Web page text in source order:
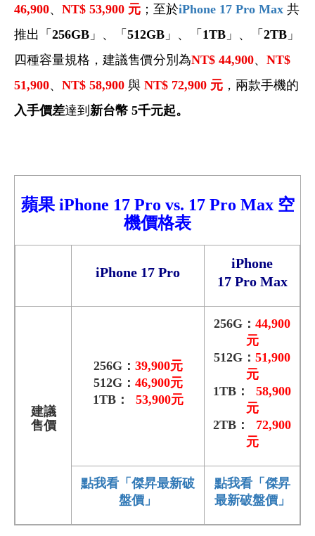
46,900、 NT$ 53,900 元 ；至於iPhone 17 Pro Max 共
推出「 256GB 」、「 512GB 」、「 1TB 」、「 2TB 」
四種容量規格，建議售價分別為NT$ 44,900、 NT$
51,900、 NT$ 58,900 與 NT$ 72,900 元 ，兩款手機的
入手價差達到 新台幣 5千元起。
蘋果iPhone 17 Pro vs. 17 Pro Max 空
機價格表
iPhone 17 Pro
iPhone
17 Pro Max
建議
售價
256G： 39,900元
512G： 46,900元
1TB： 53,900元
256G： 44,900
元
512G： 51,900
元
1TB：
58,900
元
2TB：
72,900
元
點我看「傑昇最新破
盤價」
點我看「傑昇
最新破盤價」